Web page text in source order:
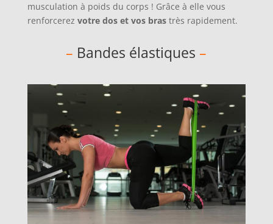
musculation à poids du corps ! Grâce à elle vous
renforcerez votre dos et vos brastrès rapidement.
– Bandes élastiques –